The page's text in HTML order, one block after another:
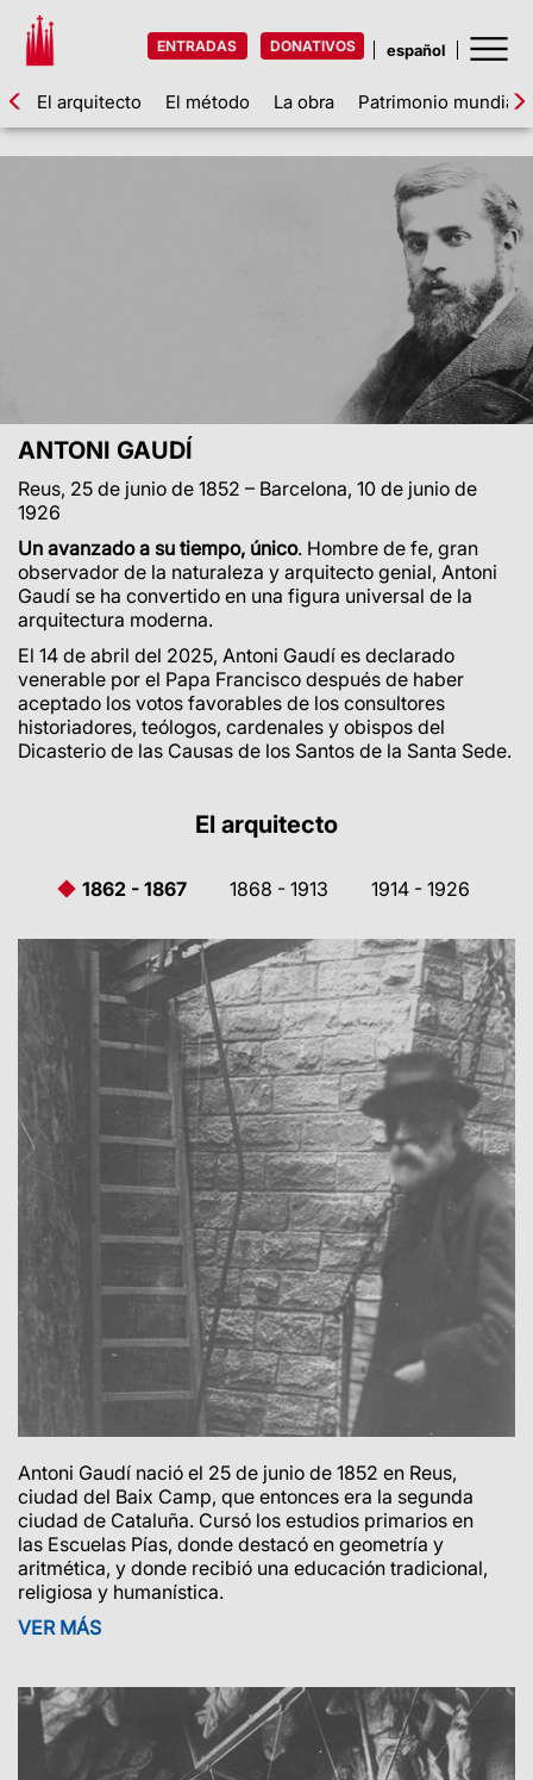
ENTRADAS DONATIVOS
El arquitecto El método La obra Patrimonio mundial
ANTONI GAUDÍ
Reus, 25 de junio de 1852 – Barcelona, 10 de junio de
1926
Un avanzado a su tiempo, único. Hombre de fe, gran
observador de la naturaleza y arquitecto genial, Antoni
Gaudí se ha convertido en una figura universal de la
arquitectura moderna.
El 14 de abril del 2025, Antoni Gaudí es declarado
venerable por el Papa Francisco después de haber
aceptado los votos favorables de los consultores
historiadores, teólogos, cardenales y obispos del
Dicasterio de las Causas de los Santos de la Santa Sede.
El arquitecto
1862 - 1867 1868 - 1913 1914 - 1926
Antoni Gaudí nació el 25 de junio de 1852 en Reus,
ciudad del Baix Camp, que entonces era la segunda
ciudad de Cataluña. Cursó los estudios primarios en
las Escuelas Pías, donde destacó en geometría y
aritmética, y donde recibió una educación tradicional,
religiosa y humanística.
VER MÁS